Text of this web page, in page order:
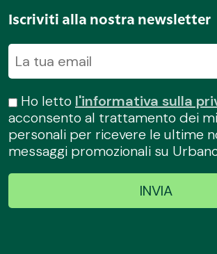
Iscriviti alla nostra newsletter
Ho letto l'informativa sulla
acconsento al trattamento dei
personali per ricevere le ultime
messaggi promozionali su